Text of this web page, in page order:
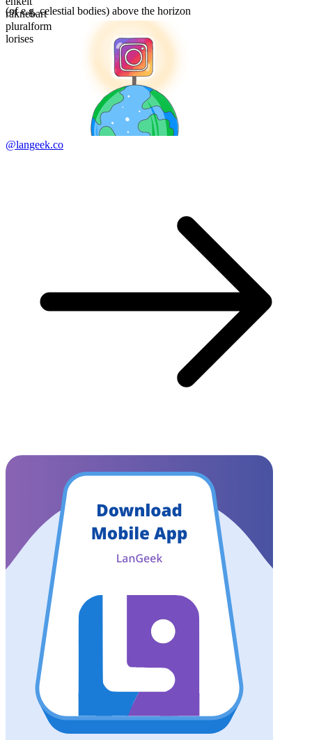
räknebart
pluralform
lorises
(of e.g. celestial bodies) above the horizon
@langeek.co